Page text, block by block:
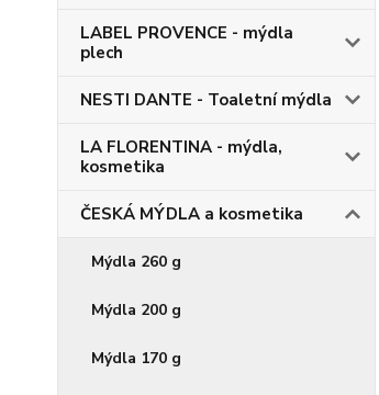
LABEL PROVENCE - mýdla
plech
NESTI DANTE - Toaletní mýdla
LA FLORENTINA - mýdla,
kosmetika
ČESKÁ MÝDLA a kosmetika
Mýdla 260 g
Mýdla 200 g
Mýdla 170 g